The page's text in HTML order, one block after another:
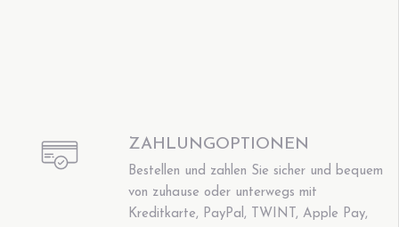
ZAHLUNGOPTIONEN
Bestellen und zahlen Sie sicher und bequem
von zuhause oder unterwegs mit
Kreditkarte, PayPal, TWINT, Apple Pay,